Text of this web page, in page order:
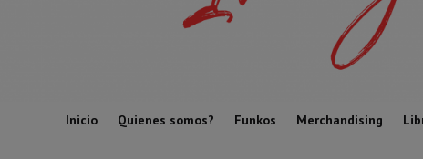
Inicio Quienes somos? Funkos Merchandising